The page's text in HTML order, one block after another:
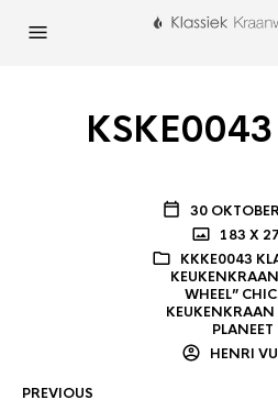
30
183 X
KKKE0043
WHEEL”
KEUKENKRAAN
PLANEET
HENRI
PREVIOUS